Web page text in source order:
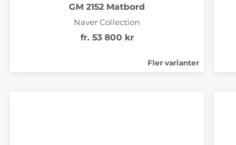
GM 2152 Matbord
Naver Collection
fr. 53 800 kr
Fler varianter